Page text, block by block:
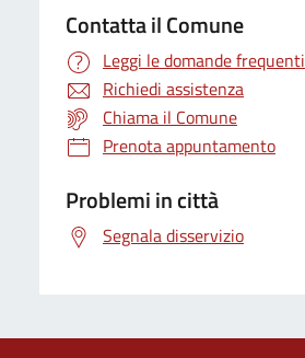
Contatta il Comune
Leggi le domande frequenti
Richiedi assistenza
Chiama il Comune
Prenota appuntamento
Problemi in città
Segnala disservizio